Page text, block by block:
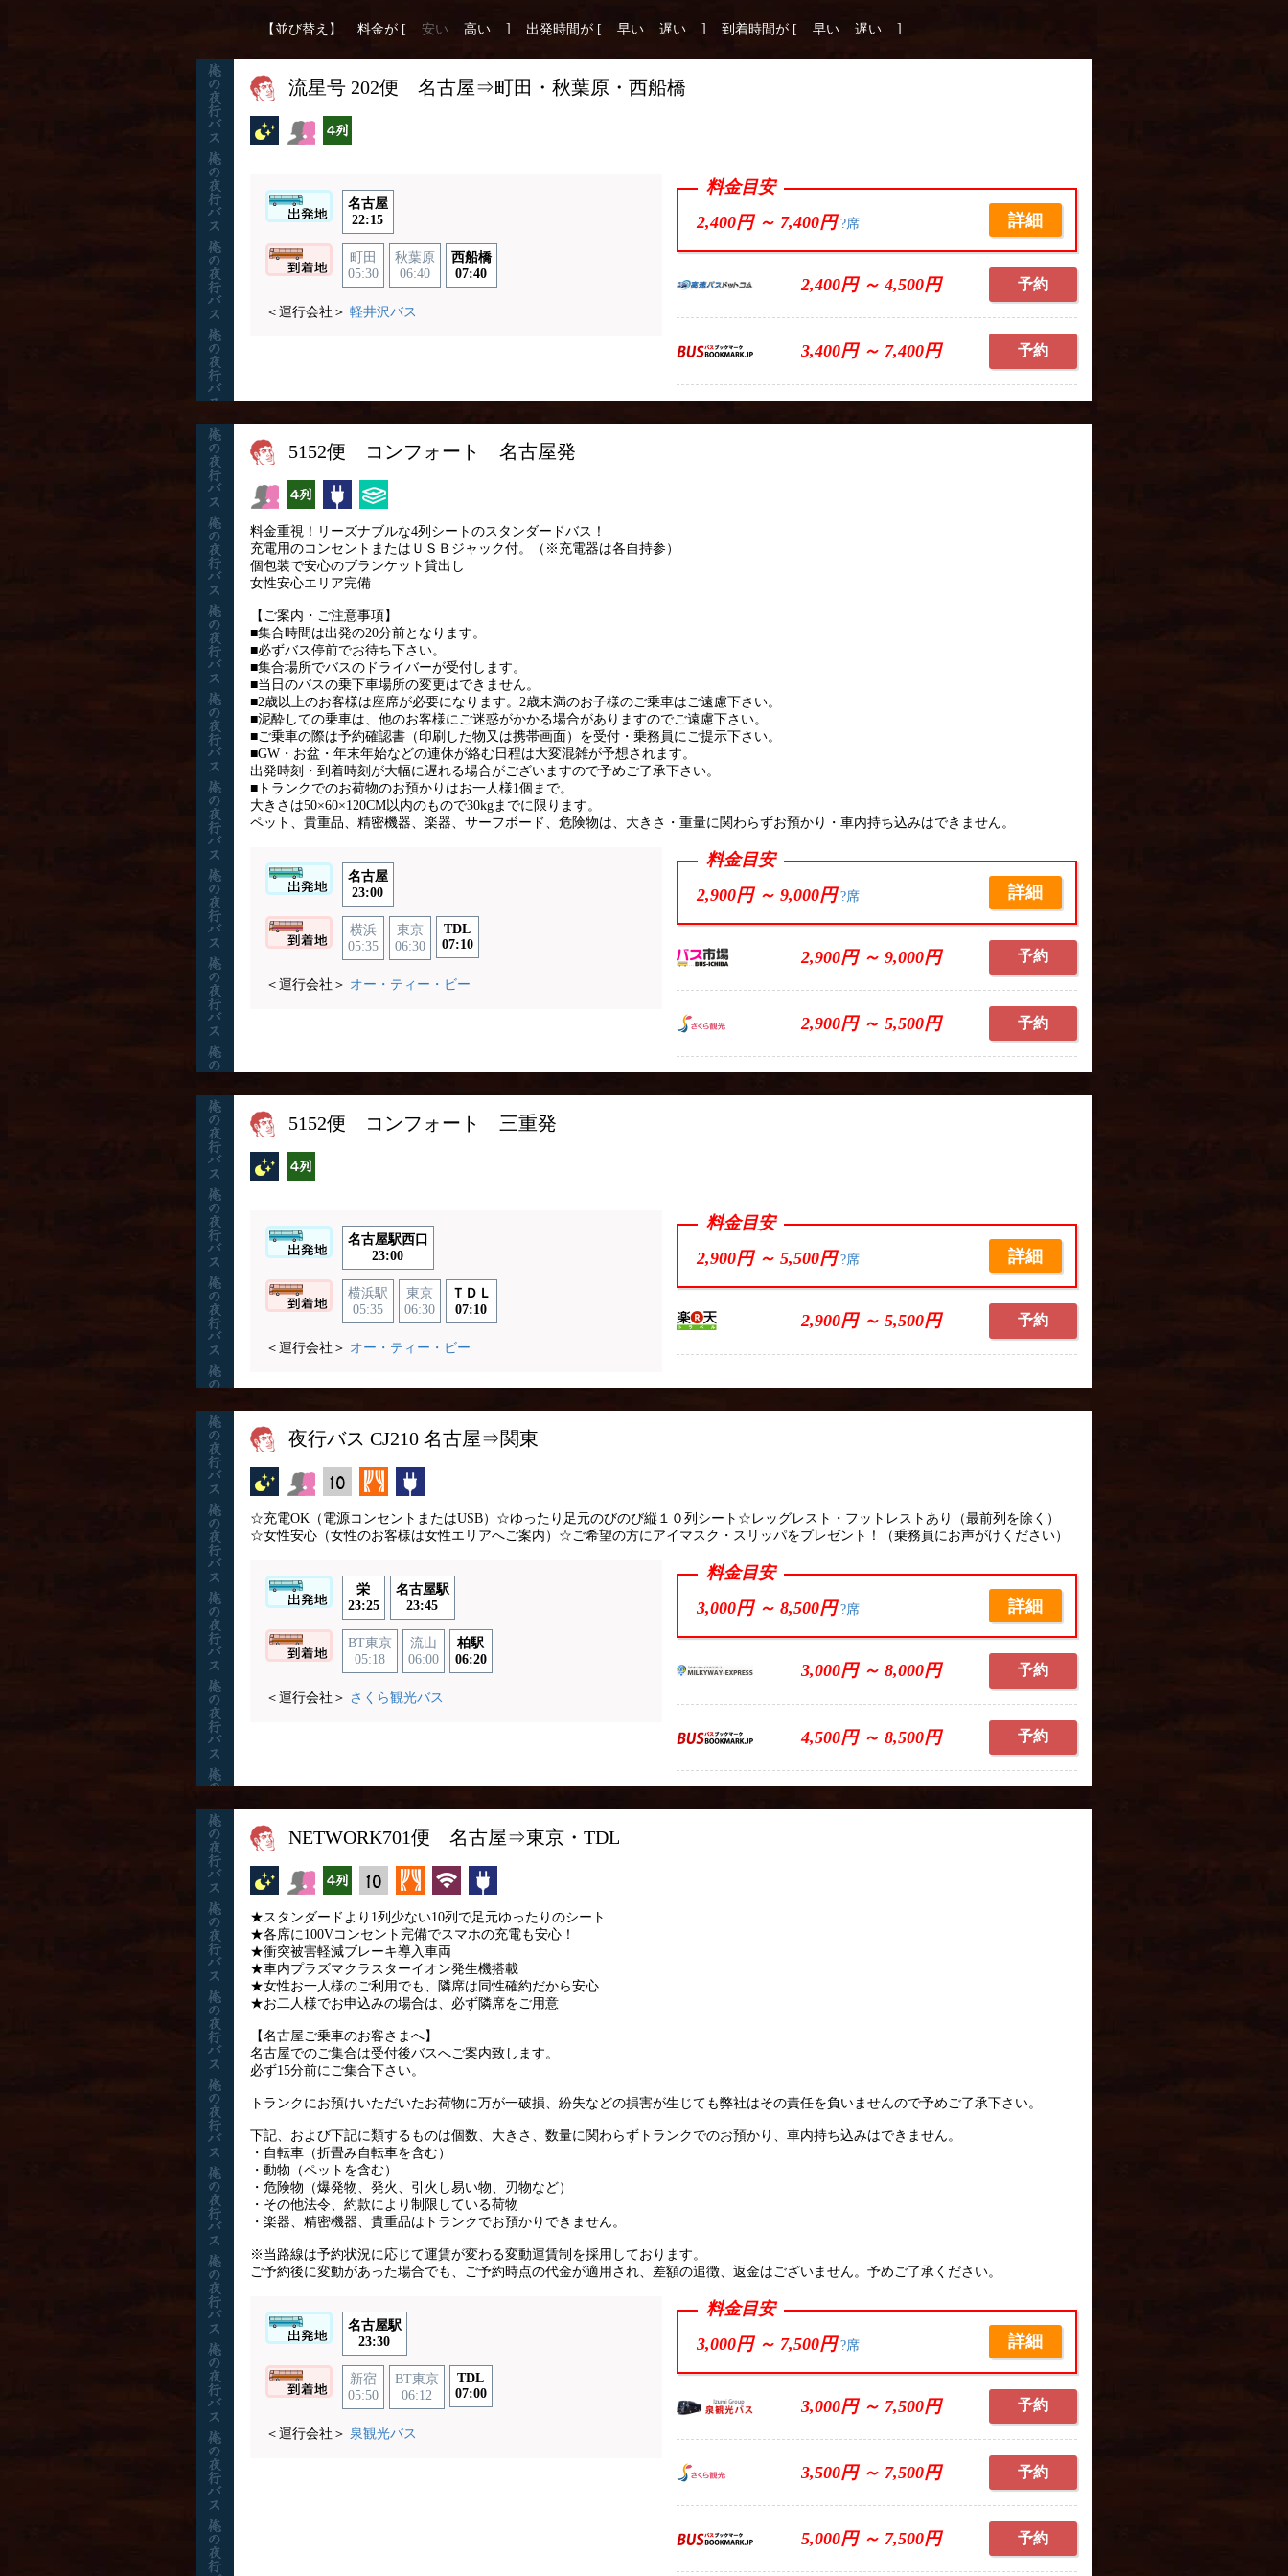
【並び替え】 料金が [ 安い 高い ] 出発時間が [ 早い 遅い ] 到着時間が [ 早い 遅い ]
流星号 202便 名古屋⇒町田・秋葉原・西船橋
夜行バス女性安心
名古屋
22:15
町田
05:30
秋葉原
06:40
西船橋
07:40
＜運行会社＞ 軽井沢バス
料金目安
2,400円 ～ 7,400円?席 詳細
2,400円 ～ 4,500円 予約
3,400円 ～ 7,400円 予約
5152便 コンフォート 名古屋発
女性安心横4列 コンセント
料金重視！リーズナブルな4列シートのスタンダードバス！
充電用のコンセントまたはＵＳＢジャック付。（※充電器は各自持参）
個包装で安心のブランケット貸出し
女性安心エリア完備
【ご案内・ご注意事項】
■集合時間は出発の20分前となります。
■必ずバス停前でお待ち下さい。
■集合場所でバスのドライバーが受付します。
■当日のバスの乗下車場所の変更はできません。
■2歳以上のお客様は座席が必要になります。2歳未満のお子様のご乗車はご遠慮下さい。
■泥酔しての乗車は、他のお客様にご迷惑がかかる場合がありますのでご遠慮下さい。
■ご乗車の際は予約確認書（印刷した物又は携帯画面）を受付・乗務員にご提示下さい。
■GW・お盆・年末年始などの連休が絡む日程は大変混雑が予想されます。
出発時刻・到着時刻が大幅に遅れる場合がございますので予めご了承下さい。
■トランクでのお荷物のお預かりはお一人様1個まで。
大きさは50×60×120CM以内のもので30kgまでに限ります。
ペット、貴重品、精密機器、楽器、サーフボード、危険物は、大きさ・重量に関わらずお預かり・車内持ち込みはできません。
名古屋
23:00
横浜
05:35
東京
06:30
TDL
07:10
＜運行会社＞ オー・ティー・ビー
料金目安
2,900円 ～ 9,000円?席 詳細
2,900円 ～ 9,000円 予約
2,900円 ～ 5,500円 予約
5152便 コンフォート 三重発
夜行バス
名古屋駅西口
23:00
横浜駅
05:35
東京
06:30
ＴＤＬ
07:10
＜運行会社＞ オー・ティー・ビー
料金目安
2,900円 ～ 5,500円?席 詳細
2,900円 ～ 5,500円 予約
夜行バス CJ210 名古屋⇒関東
夜行バス女性安心縦10列 カーテン
☆充電OK（電源コンセントまたはUSB）☆ゆったり足元のびのび縦１０列シート☆レッグレスト・フットレストあり（最前列を除く）
☆女性安心（女性のお客様は女性エリアへご案内）☆ご希望の方にアイマスク・スリッパをプレゼント！（乗務員にお声がけください）
栄
23:25
名古屋駅
23:45
BT東京
05:18
流山
06:00
柏駅
06:20
＜運行会社＞ さくら観光バス
料金目安
3,000円 ～ 8,500円?席 詳細
3,000円 ～ 8,000円 予約
4,500円 ～ 8,500円 予約
NETWORK701便 名古屋⇒東京・TDL
夜行バス女性安心横4列 縦10列 カーテン無線LAN
★スタンダードより1列少ない10列で足元ゆったりのシート
★各席に100Vコンセント完備でスマホの充電も安心！
★衝突被害軽減ブレーキ導入車両
★車内プラズマクラスターイオン発生機搭載
★女性お一人様のご利用でも、隣席は同性確約だから安心
★お二人様でお申込みの場合は、必ず隣席をご用意
【名古屋ご乗車のお客さまへ】
名古屋でのご集合は受付後バスへご案内致します。
必ず15分前にご集合下さい。
トランクにお預けいただいたお荷物に万が一破損、紛失などの損害が生じても弊社はその責任を負いませんので予めご了承下さい。
下記、および下記に類するものは個数、大きさ、数量に関わらずトランクでのお預かり、車内持ち込みはできません。
・自転車（折畳み自転車を含む）
・動物（ペットを含む）
・危険物（爆発物、発火、引火し易い物、刃物など）
・その他法令、約款により制限している荷物
・楽器、精密機器、貴重品はトランクでお預かりできません。
※当路線は予約状況に応じて運賃が変わる変動運賃制を採用しております。
ご予約後に変動があった場合でも、ご予約時点の代金が適用され、差額の追徴、返金はございません。予めご了承ください。
名古屋駅
23:30
新宿
05:50
BT東京
06:12
TDL
07:00
＜運行会社＞ 泉観光バス
料金目安
3,000円 ～ 7,500円?席 詳細
3,000円 ～ 7,500円 予約
3,500円 ～ 7,500円 予約
5,000円 ～ 7,500円 予約